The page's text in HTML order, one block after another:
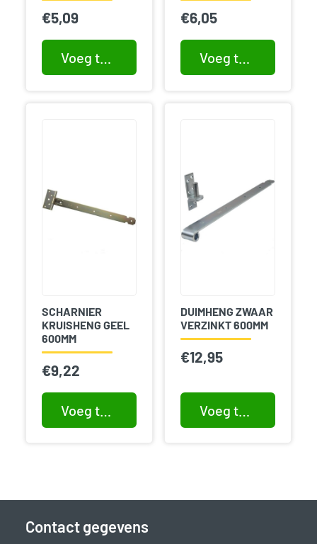
€5,09
Voeg toe aan winkelwagen
€6,05
Voeg toe aan winkelwagen
SCHARNIER
KRUISHENG GEEL
600MM
€9,22
DUIMHENG ZWAAR
VERZINKT 600MM
€12,95
Contact gegevens